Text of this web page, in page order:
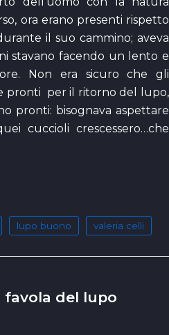
ora erano presenti rispetto
il suo cammino; aveva
stavano facendo un lento e
Non era sicuro che gli
pronti per il ritorno del lupo,
pronti: bisognava aspettare
cuccioli crescessero…che
lupo buono valeria celli
favola del lupo